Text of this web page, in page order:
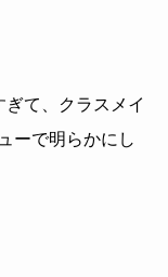
て、クラスメイ
ーで明らかにし